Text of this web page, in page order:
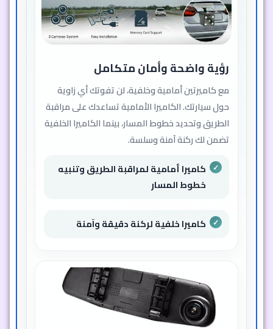
رؤية واضحة وأمان متكامل
مع كاميرتين أمامية وخلفية، لن تفوتك أي زاوية
حول سيارتك. الكاميرا الأمامية تساعدك على مراقبة
الطريق وتحديد خطوط المسار، بينما الكاميرا الخلفية
تضمن لك ركنة آمنة وسلسة.
كاميرا أمامية لمراقبة الطريق وتنبيه
خطوط المسار
كاميرا خلفية لركنة دقيقة وآمنة